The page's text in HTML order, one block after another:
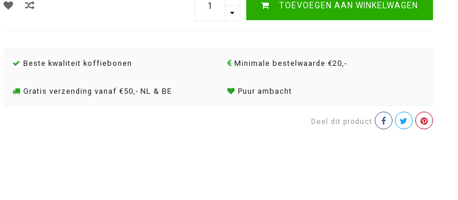
TOEVOEGEN AAN WINKELWAGEN
Beste kwaliteit koffiebonen Minimale bestelwaarde €20,-
Gratis verzending vanaf €50,- NL & BE Puur ambacht
Deel dit product